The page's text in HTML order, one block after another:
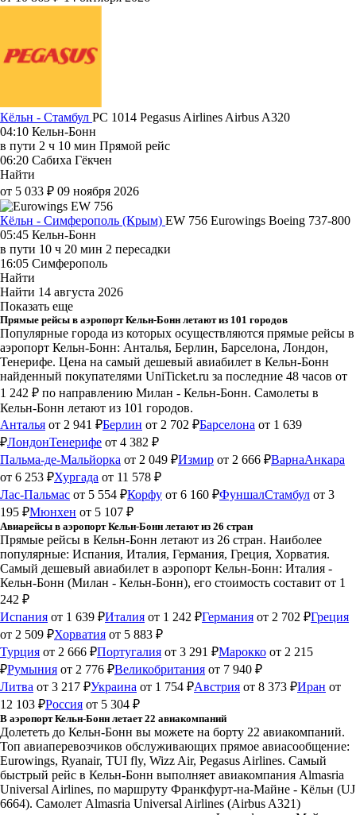
Кёльн - Стамбул PC 1014 Pegasus Airlines Airbus A320
04:10 Кельн-Бонн
в пути 2 ч 10 мин Прямой рейс
06:20 Сабиха Гёкчен
Найти
от 5 033 ₽ 09 ноября 2026
Кёльн - Симферополь (Крым) EW 756 Eurowings Boeing 737-800
05:45 Кельн-Бонн
в пути 10 ч 20 мин 2 пересадки
16:05 Симферополь
Найти
Найти 14 августа 2026
Показать еще
Прямые рейсы в аэропорт Кельн-Бонн летают из 101 городов
Популярные города из которых осуществляются прямые рейсы в
аэропорт Кельн-Бонн: Анталья, Берлин, Барселона, Лондон,
Тенерифе. Цена на самый дешевый авиабилет в Кельн-Бонн
найденный покупателями UniTicket.ru за последние 48 часов от
1 242 ₽ по направлению Милан - Кельн-Бонн. Самолеты в
Кельн-Бонн летают из 101 городов.
Анталья от 2 941 ₽Берлин от 2 702 ₽Барселона от 1 639
₽ЛондонТенерифе от 4 382 ₽
Пальма-де-Мальйорка от 2 049 ₽Измир от 2 666 ₽ВарнаАнкара
от 6 253 ₽Хургада от 11 578 ₽
Лас-Пальмас от 5 554 ₽Корфу от 6 160 ₽ФуншалСтамбул от 3
195 ₽Мюнхен от 5 107 ₽
Авиарейсы в аэропорт Кельн-Бонн летают из 26 стран
Прямые рейсы в Кельн-Бонн летают из 26 стран. Наиболее
популярные: Испания, Италия, Германия, Греция, Хорватия.
Самый дешевый авиабилет в аэропорт Кельн-Бонн: Италия -
Кельн-Бонн (Милан - Кельн-Бонн), его стоимость составит от 1
242 ₽
Испания от 1 639 ₽Италия от 1 242 ₽Германия от 2 702 ₽Греция
от 2 509 ₽Хорватия от 5 883 ₽
Турция от 2 666 ₽Португалия от 3 291 ₽Марокко от 2 215
₽Румыния от 2 776 ₽Великобритания от 7 940 ₽
Литва от 3 217 ₽Украина от 1 754 ₽Австрия от 8 373 ₽Иран от
12 103 ₽Россия от 5 304 ₽
В аэропорт Кельн-Бонн летает 22 авиакомпаний
Долететь до Кельн-Бонн вы можете на борту 22 авиакомпаний.
Топ авиаперевозчиков обслуживающих прямое авиасообщение:
Eurowings, Ryanair, TUI fly, Wizz Air, Pegasus Airlines. Самый
быстрый рейс в Кельн-Бонн выполняет авиакомпания Almasria
Universal Airlines, по маршруту Франкфурт-на-Майне - Кёльн (UJ
6664). Самолет Almasria Universal Airlines (Airbus A321)